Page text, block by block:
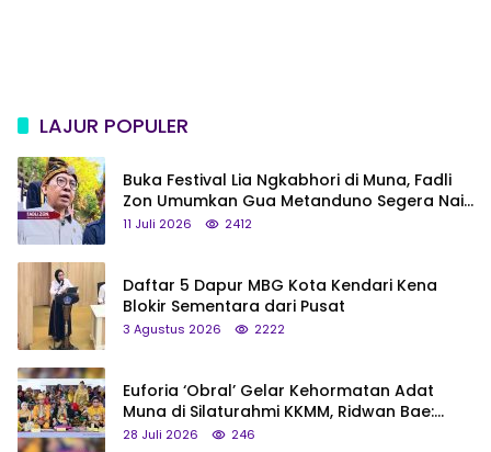
LAJUR POPULER
Buka Festival Lia Ngkabhori di Muna, Fadli
Zon Umumkan Gua Metanduno Segera Naik
Status Jadi Cagar Budaya Nasional
11 Juli 2026 2412
Daftar 5 Dapur MBG Kota Kendari Kena
Blokir Sementara dari Pusat
3 Agustus 2026 2222
Euforia ‘Obral’ Gelar Kehormatan Adat
Muna di Silaturahmi KKMM, Ridwan Bae:
Saya Bukan Tipe Begitu, Belum Pantas!
28 Juli 2026 246